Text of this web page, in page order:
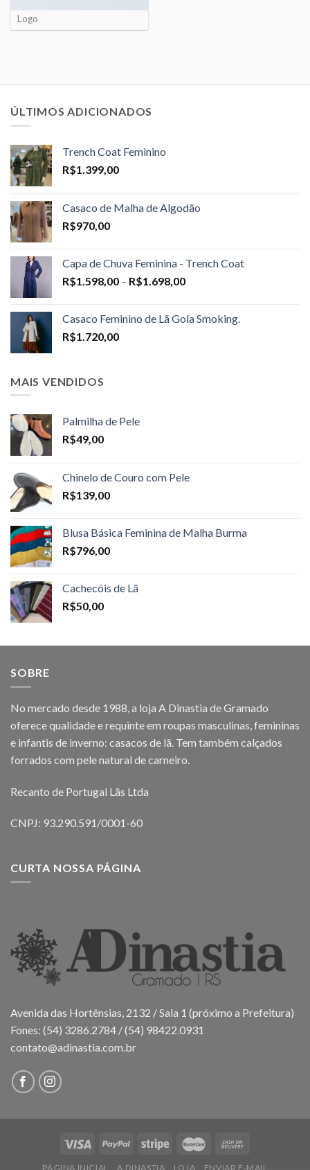
Logo
ÚLTIMOS ADICIONADOS
Trench Coat Feminino
R$1.399,00
Casaco de Malha de Algodão
R$970,00
Capa de Chuva Feminina - Trench Coat
R$1.598,00 – R$1.698,00Price
through
Casaco Feminino de Lã Gola Smoking.
R$1.720,00
MAIS VENDIDOS
Palmilha de Pele
R$49,00
Chinelo de Couro com Pele
R$139,00
Blusa Básica Feminina de Malha Burma
R$796,00
Cachecóis de Lã
R$50,00
SOBRE
No mercado desde 1988, a loja A Dinastia de Gramado
oferece qualidade e requinte em roupas masculinas, femininas
e infantis de inverno: casacos de lã. Tem também calçados
forrados com pele natural de carneiro.
Recanto de Portugal Lãs Ltda
CNPJ: 93.290.591/0001-60
CURTA NOSSA PÁGINA
Avenida das Hortênsias, 2132 / Sala 1 (próximo a Prefeitura)
Fones: (54) 3286.2784 / (54) 98422.0931
contato@adinastia.com.br
PÁGINA INICIAL A DINASTIA LOJA ENVIAR E-MAIL